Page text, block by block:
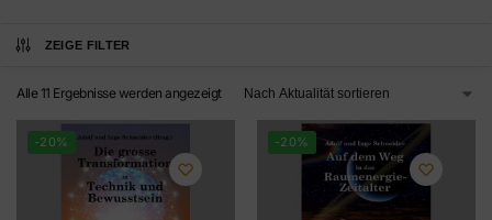
ZEIGE FILTER
Alle 11 Ergebnisse werden angezeigt
-20% -20%